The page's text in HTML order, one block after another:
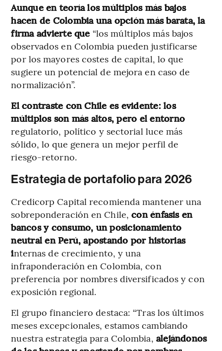
Aunque en teoría los múltiplos más bajos
hacen de Colombia una opción más barata, la
firma advierte que “los múltiplos más bajos
observados en Colombia pueden justificarse
por los mayores costes de capital, lo que
sugiere un potencial de mejora en caso de
normalización”.
El contraste con Chile es evidente: los
múltiplos son más altos, pero el entorno
regulatorio, político y sectorial luce más
sólido, lo que genera un mejor perfil de
riesgo-retorno.
Estrategia de portafolio para 2026
Credicorp Capital recomienda mantener una
sobreponderación en Chile,con énfasis en
bancos y consumo, un posicionamiento
neutral en Perú, apostando por historias
internas de crecimiento, y una
infraponderación en Colombia, con
preferencia por nombres diversificados y con
exposición regional.
El grupo financiero destaca: “Tras los últimos
meses excepcionales, estamos cambiando
nuestra estrategia para Colombia, alejándonos